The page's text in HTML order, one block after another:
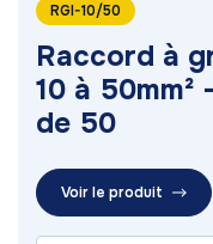
RGI-10/50
Raccord à
10 à
de 50
Voir le produit